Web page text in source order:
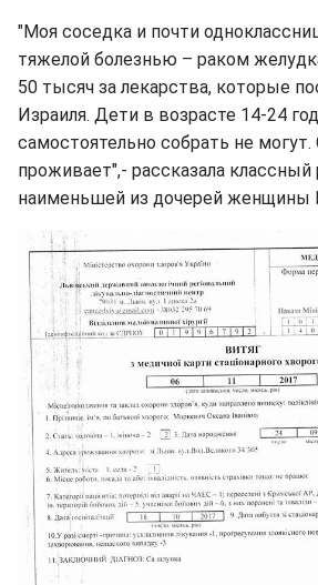
"Моя соседка и почти
тяжелой болезнью – раком
50 тысяч за лекарства, которые
Израиля. Дети в возрасте 14-24
самостоятельно собрать не
проживает",- рассказала классный
наименьшей из дочерей женщины